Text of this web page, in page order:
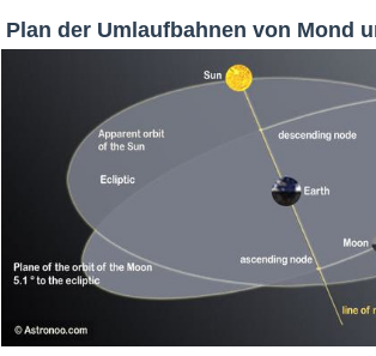
Plan der Umlaufbahnen von Mond